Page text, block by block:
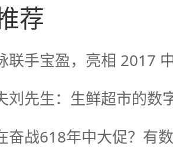
荐
刘先生：生鲜超市的数